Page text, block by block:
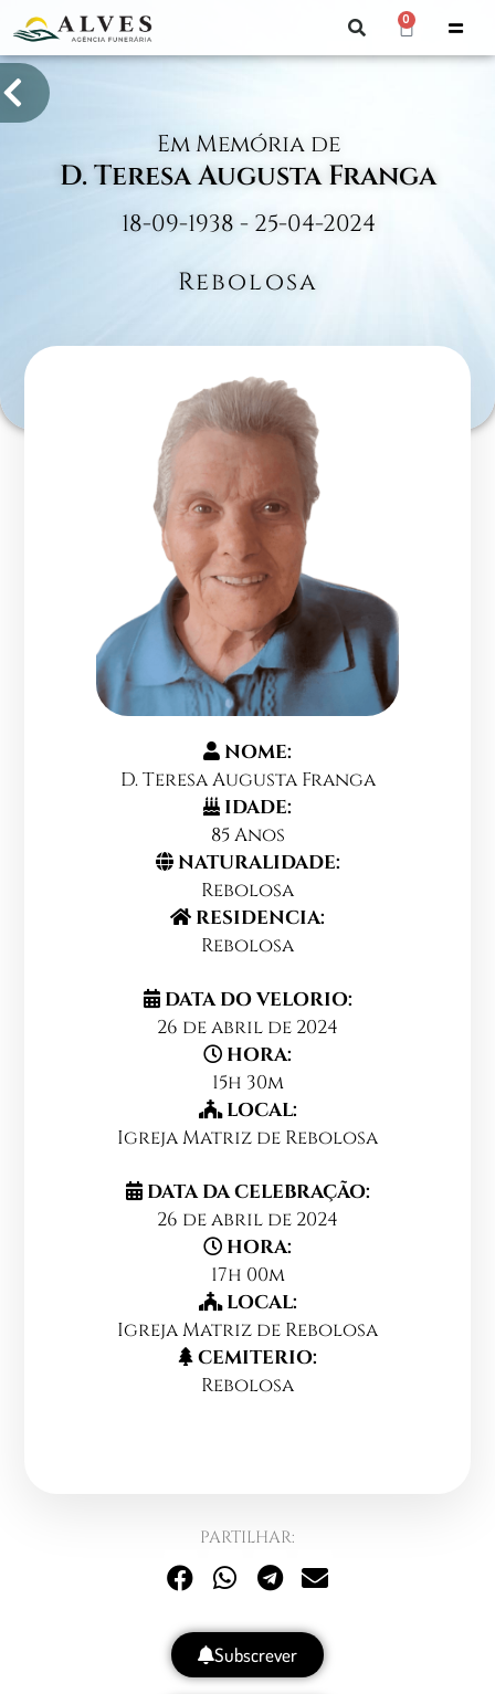
0
Em Memória de
D. Teresa Augusta Franga
18-09-1938 - 25-04-2024
Rebolosa
NOME:
D. Teresa Augusta Franga
IDADE:
85 Anos
NATURALIDADE:
Rebolosa
RESIDENCIA:
Rebolosa
DATA DO VELORIO:
26 de abril de 2024
HORA:
15h 30m
LOCAL:
Igreja Matriz de Rebolosa
DATA DA CELEBRAÇÃO:
26 de abril de 2024
HORA:
17h 00m
LOCAL:
Igreja Matriz de Rebolosa
CEMITERIO:
Rebolosa
PARTILHAR:
Subscrever